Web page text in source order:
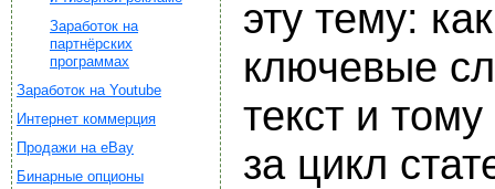
Заработок на
партнёрских
программах
Заработок на Youtube
Интернет коммерция
Продажи на eBay
Бинарные опционы
эту тему:
ключевые
текст и
за цикл